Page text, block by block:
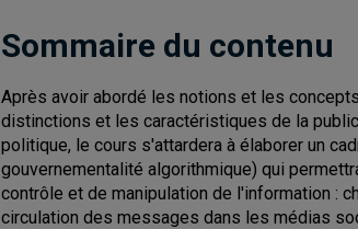
Sommaire du contenu
Après avoir abordé les notions et les
distinctions et les caractéristiques de la
politique, le cours s'attardera à élaborer un
gouvernementalité algorithmique) qui
contrôle et de manipulation de l'information :
circulation des messages dans les médias